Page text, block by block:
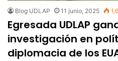
Blog UDLAP 11 junio, 2025
Egresada UDLAP
investigación en
diplomacia de los